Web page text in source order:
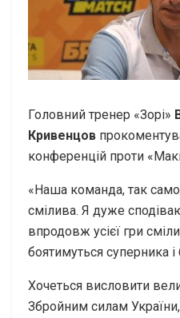
Головний тренер «Зорі»
Кривенцов
конференцій проти
«Наша команда, так
смілива. Я дуже
впродовж усієї гри
боятимуться суперника
Хочеться висловити
Збройним силам